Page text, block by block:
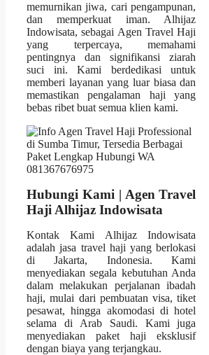
memurnikan jiwa, cari pengampunan,
dan memperkuat iman. Alhijaz
Indowisata, sebagai Agen Travel Haji
yang terpercaya, memahami
pentingnya dan signifikansi ziarah
suci ini. Kami berdedikasi untuk
memberi layanan yang luar biasa dan
memastikan pengalaman haji yang
bebas ribet buat semua klien kami.
Hubungi Kami | Agen Travel
Haji Alhijaz Indowisata
Kontak Kami Alhijaz Indowisata
adalah jasa travel haji yang berlokasi
di Jakarta, Indonesia. Kami
menyediakan segala kebutuhan Anda
dalam melakukan perjalanan ibadah
haji, mulai dari pembuatan visa, tiket
pesawat, hingga akomodasi di hotel
selama di Arab Saudi. Kami juga
menyediakan paket haji eksklusif
dengan biaya yang terjangkau.